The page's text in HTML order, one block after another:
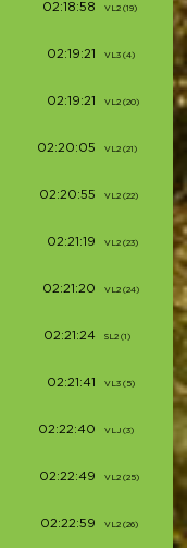
02:18:58 VL2 (19)
02:19:21 VL3 (4)
02:19:21 VL2 (20)
02:20:05 VL2 (21)
02:20:55 VL2 (22)
02:21:19 VL2 (23)
02:21:20 VL2 (24)
02:21:24 SL2 (1)
02:21:41 VL3 (5)
02:22:40 VLJ (3)
02:22:49 VL2 (25)
02:22:59 VL2 (26)